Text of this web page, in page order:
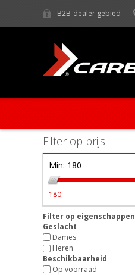
B2B-dealer gebied
Filter op prijs
Min: 180
180
Filter op eigenschappen
Geslacht
Dames
Heren
Beschikbaarheid
Op voorraad